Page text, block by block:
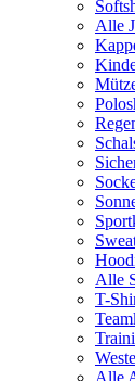
Alle
Alle
T-
Alle